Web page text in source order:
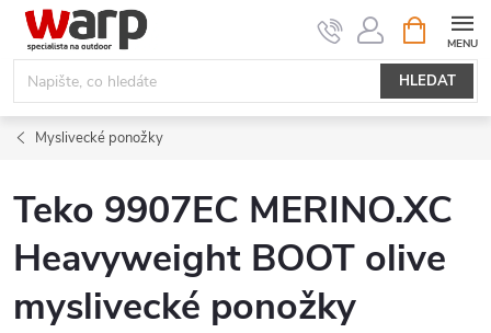
Přejít
obsah
HLEDAT
NÁKUPNÍ
KOŠÍK
Myslivecké ponožky
Teko 9907EC MERINO.XC
Heavyweight BOOT olive
myslivecké ponožky